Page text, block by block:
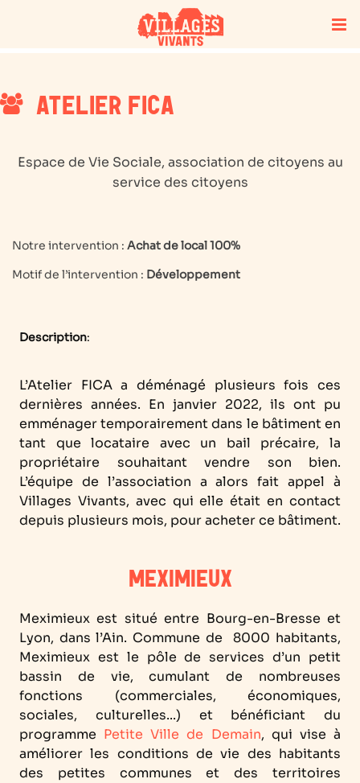
ATELIER FICA
Espace de Vie Sociale, association de citoyens au
service des citoyens
Notre intervention : Achat de local 100%
Motif de l’intervention : Développement
Description:
L’Atelier FICA a déménagé plusieurs fois ces
dernières années. En janvier 2022, ils ont pu
emménager temporairement dans le bâtiment en
tant que locataire avec un bail précaire, la
propriétaire souhaitant vendre son bien.
L’équipe de l’association a alors fait appel à
Villages Vivants, avec qui elle était en contact
depuis plusieurs mois, pour acheter ce bâtiment.
MEXIMIEUX
Meximieux est situé entre Bourg-en-Bresse et
Lyon, dans l’Ain. Commune de 8000 habitants,
Meximieux est le pôle de services d’un petit
bassin de vie, cumulant de nombreuses
fonctions (commerciales, économiques,
sociales, culturelles...) et bénéficiant du
programme Petite Ville de Demain, qui vise à
améliorer les conditions de vie des habitants
des petites communes et des territoires